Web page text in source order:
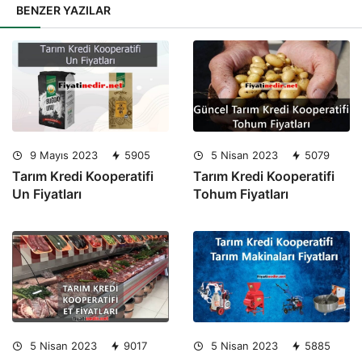
BENZER YAZILAR
9 Mayıs 2023 5905
Tarım Kredi Kooperatifi
Un Fiyatları
5 Nisan 2023 5079
Tarım Kredi Kooperatifi
Tohum Fiyatları
5 Nisan 2023 9017 5 Nisan 2023 5885